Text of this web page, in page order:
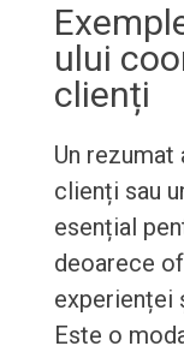
ului
clienți
Un
clienți sau
esențial
deoarece
experienței
Este o